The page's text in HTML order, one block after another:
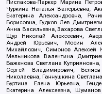
Пислакова-Паркер Марина
Чуркина Наталья Валерьевна,
Екатерина Александровна,
Борисовна, Гудков Лев
Анна Васильевна, Захарова
Щур Николай Алексеевич,
Андрей Юрьевич, Мосин
Михайлович, Симонов Алексей
Мельникова Валентина
Баженова Светлана
Сергей Владимирович,
Николаевна, Ганнушкина
Буртина Елена Юрьевна,
Екатерина Алексеевна,